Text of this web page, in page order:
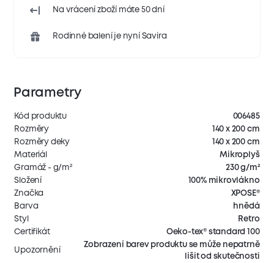
Na vrácení zboží máte 50 dní
Rodinné balení je nyní Savira
Parametry
Kód produktu
006485
Rozměry
140 x 200 cm
Rozměry deky
140 x 200 cm
Materiál
Mikroplyš
Gramáž - g/m²
230 g/m²
Složení
100% mikrovlákno
Značka
XPOSE®
Barva
hnědá
Styl
Retro
Certifikát
Oeko-tex® standard 100
Upozornění
Zobrazení barev produktu se může nepatrně
lišit od skutečnosti